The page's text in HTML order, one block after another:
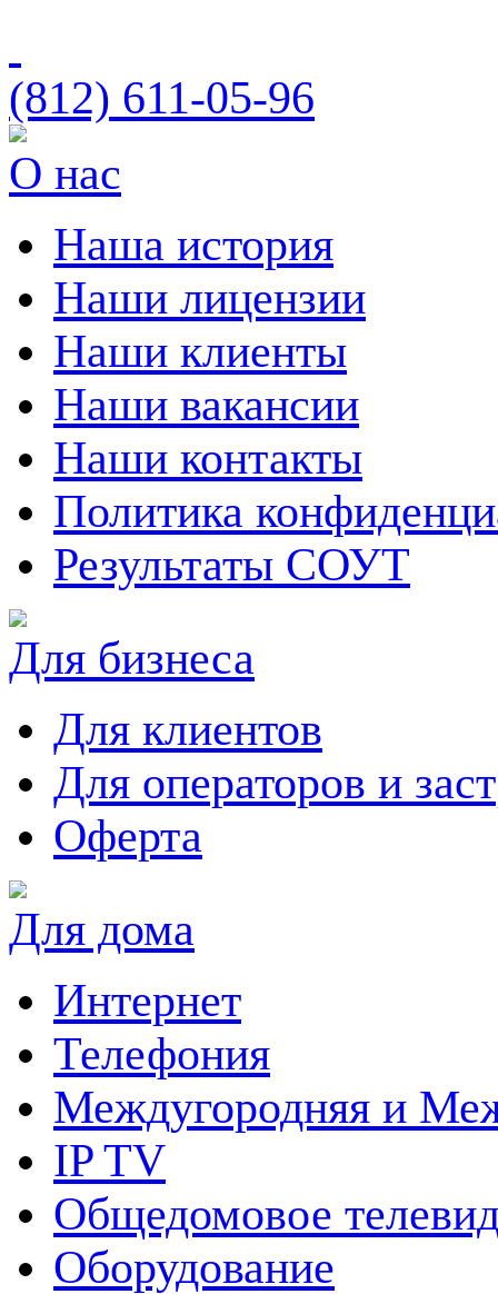
(812) 611-05-96
О нас
Наша история
Наши лицензии
Наши клиенты
Наши вакансии
Наши контакты
Политика
Результаты СОУТ
Для бизнеса
Для клиентов
Для операторов и
Оферта
Для дома
Интернет
Телефония
Междугородняя и
IP TV
Общедомовое
Оборудование